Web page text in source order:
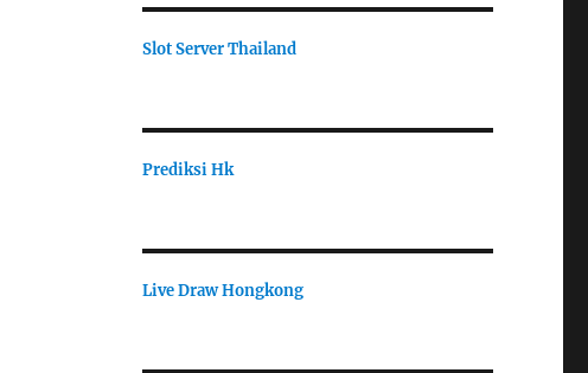
Slot Server Thailand
Prediksi Hk
Live Draw Hongkong